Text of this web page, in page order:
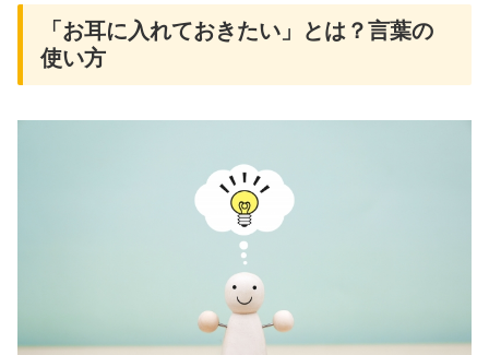
「お耳に入れておきたい」とは？言葉の
使い方